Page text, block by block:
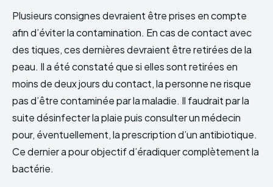
Plusieurs consignes devraient être prises en compte
afin d’éviter la contamination. En cas de contact avec
des tiques, ces dernières devraient être retirées de la
peau. Il a été constaté que si elles sont retirées en
moins de deux jours du contact, la personne ne risque
pas d’être contaminée par la maladie. Il faudrait par la
suite désinfecter la plaie puis consulter un médecin
pour, éventuellement, la prescription d’un antibiotique.
Ce dernier a pour objectif d’éradiquer complètement la
bactérie.